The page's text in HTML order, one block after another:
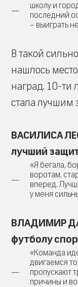
школу и
последний
– выиграть
В такой
нашлось
наград. 10-ти
стала лучшим
ВАСИЛИСА
лучший
«Я бегала,
воротам,
вперед.
у меня
ВЛАДИМИР
футболу
«Команда
двигаемся
пропускают
причины и